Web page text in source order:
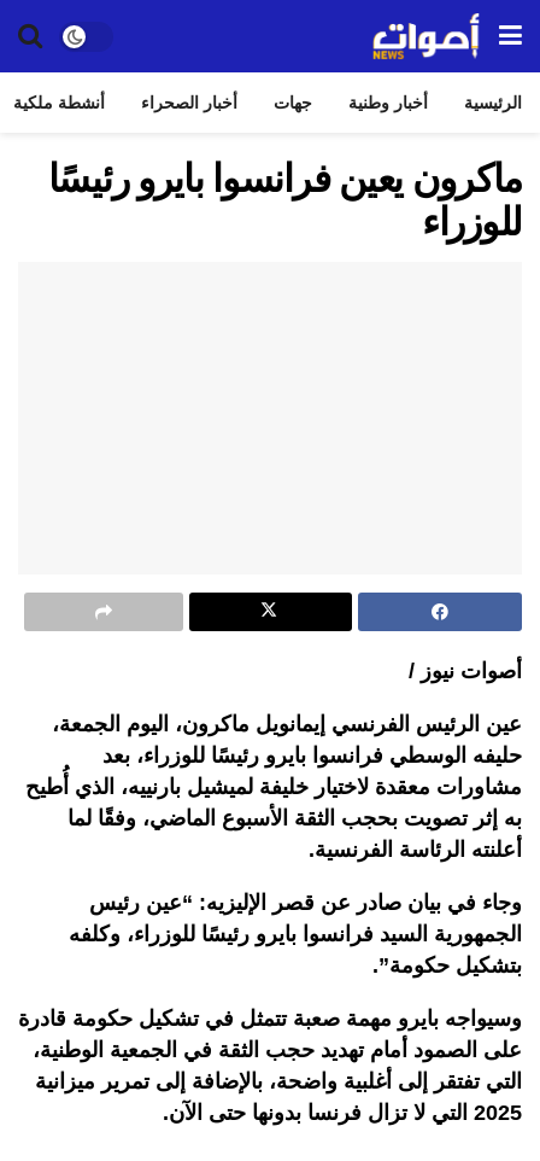
الرئيسية أخبار وطنية جهات أخبار الصحراء أنشطة ملكية
ماكرون يعين فرانسوا بايرو رئيسًا
للوزراء
أصوات نيوز /
عين الرئيس الفرنسي إيمانويل ماكرون، اليوم الجمعة،
حليفه الوسطي فرانسوا بايرو رئيسًا للوزراء، بعد
مشاورات معقدة لاختيار خليفة لميشيل بارنييه، الذي أُطيح
به إثر تصويت بحجب الثقة الأسبوع الماضي، وفقًا لما
أعلنته الرئاسة الفرنسية.
وجاء في بيان صادر عن قصر الإليزيه: “عين رئيس
الجمهورية السيد فرانسوا بايرو رئيسًا للوزراء، وكلفه
بتشكيل حكومة”.
وسيواجه بايرو مهمة صعبة تتمثل في تشكيل حكومة قادرة
على الصمود أمام تهديد حجب الثقة في الجمعية الوطنية،
التي تفتقر إلى أغلبية واضحة، بالإضافة إلى تمرير ميزانية
2025 التي لا تزال فرنسا بدونها حتى الآن.